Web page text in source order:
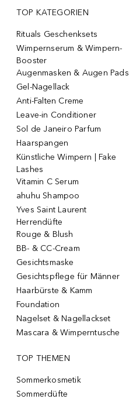
TOP KATEGORIEN
Rituals Geschenksets
Wimpernserum & Wimpern-
Booster
Augenmasken & Augen Pads
Gel-Nagellack
Anti-Falten Creme
Leave-in Conditioner
Sol de Janeiro Parfum
Haarspangen
Künstliche Wimpern | Fake
Lashes
Vitamin C Serum
ahuhu Shampoo
Yves Saint Laurent
Herrendüfte
Rouge & Blush
BB- & CC-Cream
Gesichtsmaske
Gesichtspflege für Männer
Haarbürste & Kamm
Foundation
Nagelset & Nagellackset
Mascara & Wimperntusche
TOP THEMEN
Sommerkosmetik
Sommerdüfte